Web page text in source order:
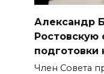
Александр
Ростовскую
подготовки
Член Совета